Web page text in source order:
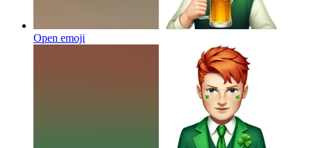
Open emoji